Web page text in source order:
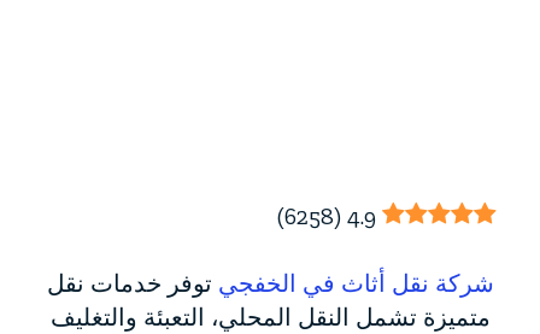
4.9
(
6258
)
شركة نقل أثاث في الخفجي توفر خدمات نقل
متميزة تشمل النقل المحلي، التعبئة والتغليف